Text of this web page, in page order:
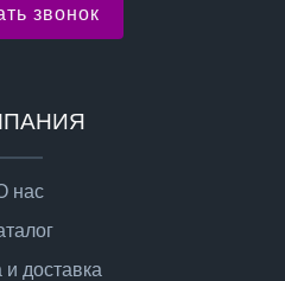
звонок
нас
доставка